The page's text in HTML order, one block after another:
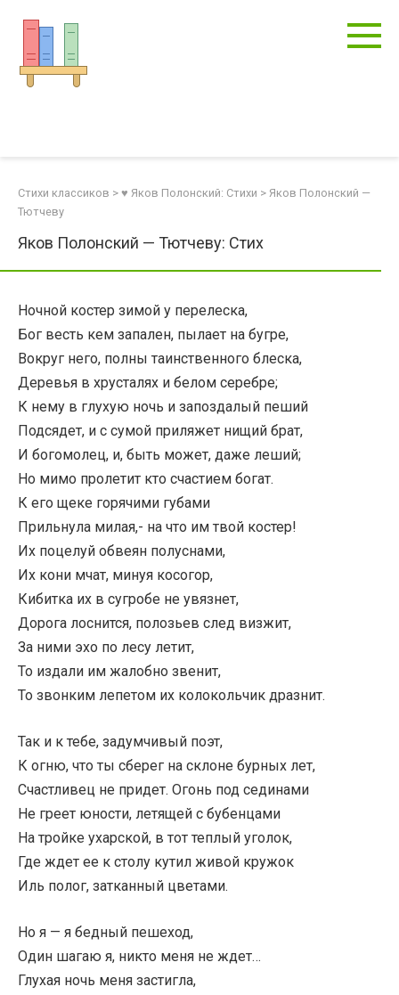
контенту
Стихи классиков > ♥ Яков Полонский: Стихи > Яков Полонский —
Тютчеву
Яков Полонский — Тютчеву: Стих
Ночной костер зимой у перелеска,
Бог весть кем запален, пылает на бугре,
Вокруг него, полны таинственного блеска,
Деревья в хрусталях и белом серебре;
К нему в глухую ночь и запоздалый пеший
Подсядет, и с сумой приляжет нищий брат,
И богомолец, и, быть может, даже леший;
Но мимо пролетит кто счастием богат.
К его щеке горячими губами
Прильнула милая,- на что им твой костер!
Их поцелуй обвеян полуснами,
Их кони мчат, минуя косогор,
Кибитка их в сугробе не увязнет,
Дорога лоснится, полозьев след визжит,
За ними эхо по лесу летит,
То издали им жалобно звенит,
То звонким лепетом их колокольчик дразнит.
Так и к тебе, задумчивый поэт,
К огню, что ты сберег на склоне бурных лет,
Счастливец не придет. Огонь под сединами
Не греет юности, летящей с бубенцами
На тройке ухарской, в тот теплый уголок,
Где ждет ее к столу кутил живой кружок
Иль полог, затканный цветами.
Но я — я бедный пешеход,
Один шагаю я, никто меня не ждет…
Глухая ночь меня застигла,